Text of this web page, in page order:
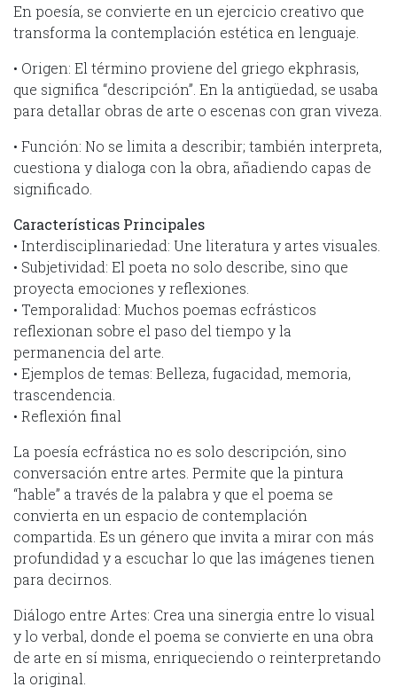
En poesía, se convierte en un ejercicio creativo que
transforma la contemplación estética en lenguaje.
• Origen: El término proviene del griego ekphrasis,
que significa “descripción”. En la antigüedad, se usaba
para detallar obras de arte o escenas con gran viveza.
• Función: No se limita a describir; también interpreta,
cuestiona y dialoga con la obra, añadiendo capas de
significado.
Características Principales
• Interdisciplinariedad: Une literatura y artes visuales.
• Subjetividad: El poeta no solo describe, sino que
proyecta emociones y reflexiones.
• Temporalidad: Muchos poemas ecfrásticos
reflexionan sobre el paso del tiempo y la
permanencia del arte.
• Ejemplos de temas: Belleza, fugacidad, memoria,
trascendencia.
• Reflexión final
La poesía ecfrástica no es solo descripción, sino
conversación entre artes. Permite que la pintura
“hable” a través de la palabra y que el poema se
convierta en un espacio de contemplación
compartida. Es un género que invita a mirar con más
profundidad y a escuchar lo que las imágenes tienen
para decirnos.
Diálogo entre Artes: Crea una sinergia entre lo visual
y lo verbal, donde el poema se convierte en una obra
de arte en sí misma, enriqueciendo o reinterpretando
la original.